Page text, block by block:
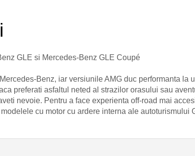
GLE si Mercedes-Benz GLE Coupé
Benz, iar versiunile AMG duc performanta
preferati asfaltul neted al strazilor orasului sau
nevoie. Pentru a face experienta off-road mai
cu motor cu ardere interna ale autoturismului